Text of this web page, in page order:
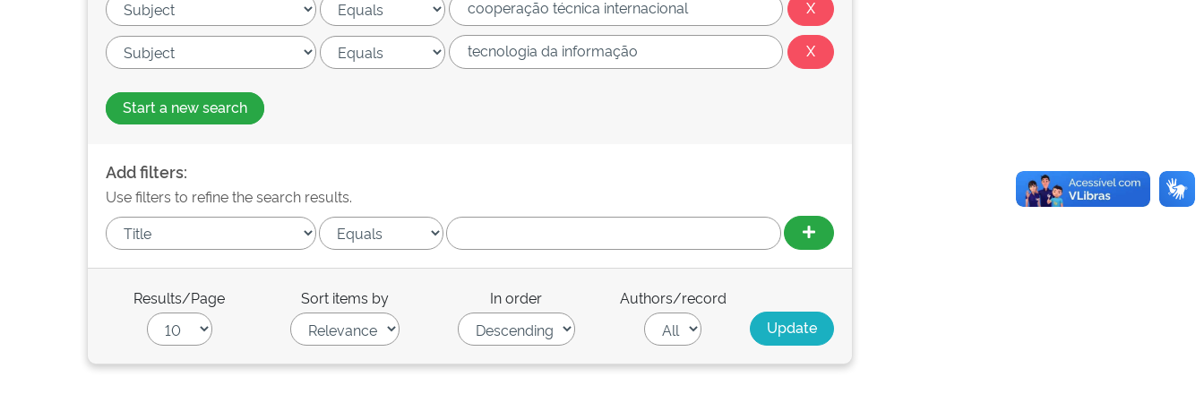
Start a new search
Add filters:
Use filters to refine the search results.
Results/Page Sort items by In order Authors/record